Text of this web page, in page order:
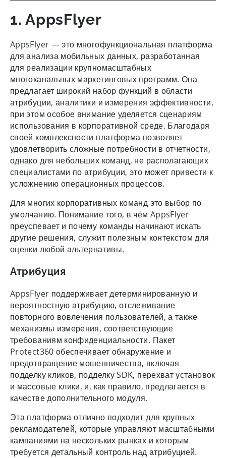
1. AppsFlyer
AppsFlyer — это многофункциональная платформа
для анализа мобильных данных, разработанная
для реализации крупномасштабных
многоканальных маркетинговых программ. Она
предлагает широкий набор функций в области
атрибуции, аналитики и измерения эффективности,
при этом особое внимание уделяется сценариям
использования в корпоративной среде. Благодаря
своей комплексности платформа позволяет
удовлетворить сложные потребности в отчетности,
однако для небольших команд, не располагающих
специалистами по атрибуции, это может привести к
усложнению операционных процессов.
Для многих корпоративных команд это выбор по
умолчанию. Понимание того, в чём AppsFlyer
преуспевает и почему команды начинают искать
другие решения, служит полезным контекстом для
оценки любой альтернативы.
Атрибуция
AppsFlyer поддерживает детерминированную и
вероятностную атрибуцию, отслеживание
повторного вовлечения пользователей, а также
механизмы измерения, соответствующие
требованиям конфиденциальности. Пакет
Protect360 обеспечивает обнаружение и
предотвращение мошенничества, включая
подделку кликов, подделку SDK, перехват установок
и массовые клики, и, как правило, предлагается в
качестве дополнительного модуля.
Эта платформа отлично подходит для крупных
рекламодателей, которые управляют масштабными
кампаниями на нескольких рынках и которым
требуется детальный контроль над атрибуцией.